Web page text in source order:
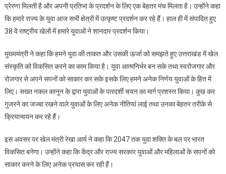
प्रेरणा मिलती है और अपनी प्रतिभा के प्रदर्शन के लिए एक बेहतर मंच मिलता है। उन्होंने कहा
कि हमारे राज्य के युवा आज सभी क्षेत्रों में उत्कृष्ट प्रदर्शन कर रहे हैं। हाल ही में संपादित हुए
38 वें राष्ट्रीय खेलों में हमारे युवाओं ने शानदार प्रदर्शन किया।
मुख्यमंत्री ने कहा कि हमने युवा की ताकत और उसकी ऊर्जा को समझते हुए उत्तराखंड में खेल
संस्कृति को विकसित करने का काम किया है। युवा आत्मनिर्भर बन सके तथा स्वरोजगार और
रोजगार से अपने सपनों को साकार कर सके इसके लिए हमने अनेक निर्णय युवाओं के हित में
लिए। सख्त नकल कानून के द्वारा युवाओं के पारदर्शी चयन का मार्ग प्रशस्त किया। कुछ कर
गुजरने का जज्बा रखने वाले युवाओं के लिए अनेक नीतियां लाई तथा उनका बेहतर तरीके से
क्रियान्वयन कर रहे हैं।
इस अवसर पर खेल मंत्री रेखा आर्य ने कहा कि 2047 तक युवा शक्ति के बल पर भारत
विकसित बनेगा। उन्होंने कहा कि केंद्र और राज्य सरकार युवाओं और महिलाओं के सपनों को
साकार करने के लिए अनेक प्रयास कर रही हैं।